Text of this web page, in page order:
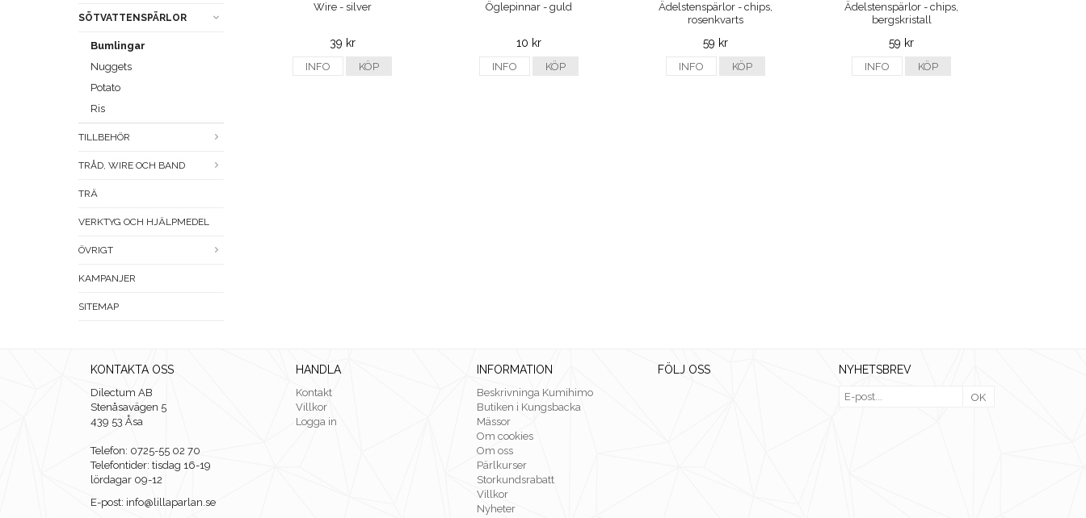
SÖTVATTENSPÄRLOR
Bumlingar
Nuggets
Potato
Ris
TILLBEHÖR
TRÅD, WIRE OCH BAND
TRÄ
VERKTYG OCH HJÄLPMEDEL
ÖVRIGT
KAMPANJER
SITEMAP
Wire - silver
39 kr
INFO KÖP
Öglepinnar - guld
10 kr
INFO KÖP
Ädelstenspärlor - chips,
rosenkvarts
59 kr
INFO KÖP
Ädelstenspärlor - chips,
bergskristall
59 kr
INFO KÖP
KONTAKTA OSS
Dilectum AB
Stenåsavägen 5
439 53 Åsa
Telefon: 0725-55 02 70
Telefontider: tisdag 16-19
lördagar 09-12
E-post: info@lillaparlan.se
HANDLA
Kontakt
Villkor
Logga in
INFORMATION
Beskrivninga Kumihimo
Butiken i Kungsbacka
Mässor
Om cookies
Om oss
Pärlkurser
Storkundsrabatt
Villkor
Nyheter
FÖLJ OSS NYHETSBREV
OK